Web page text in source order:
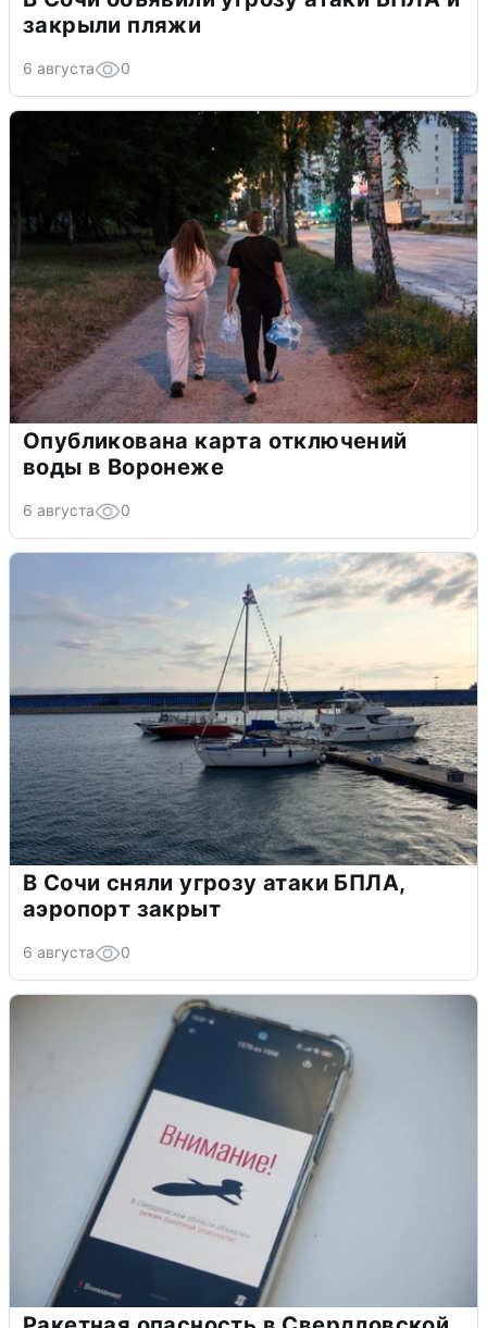
закрыли пляжи
6 августа 0
Опубликована карта отключений
воды в Воронеже
6 августа 0
В Сочи сняли угрозу атаки БПЛА,
аэропорт закрыт
6 августа 0